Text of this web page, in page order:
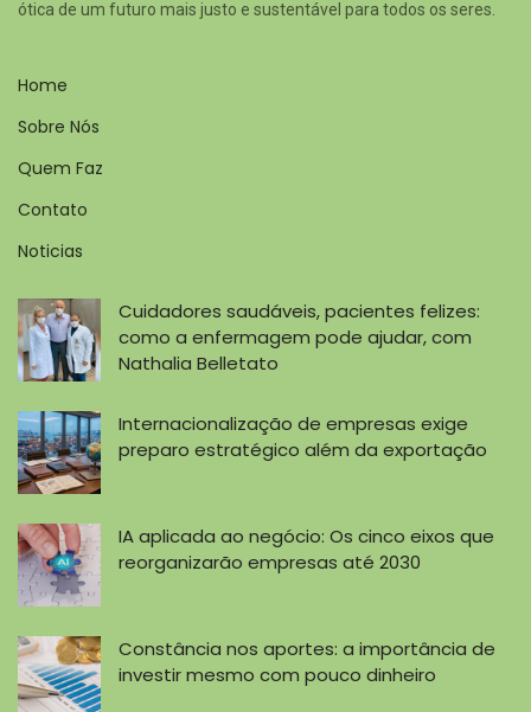
ótica de um futuro mais justo e sustentável para todos os seres.
Home
Sobre Nós
Quem Faz
Contato
Noticias
Cuidadores saudáveis, pacientes felizes:
como a enfermagem pode ajudar, com
Nathalia Belletato
Internacionalização de empresas exige
preparo estratégico além da exportação
IA aplicada ao negócio: Os cinco eixos que
reorganizarão empresas até 2030
Constância nos aportes: a importância de
investir mesmo com pouco dinheiro